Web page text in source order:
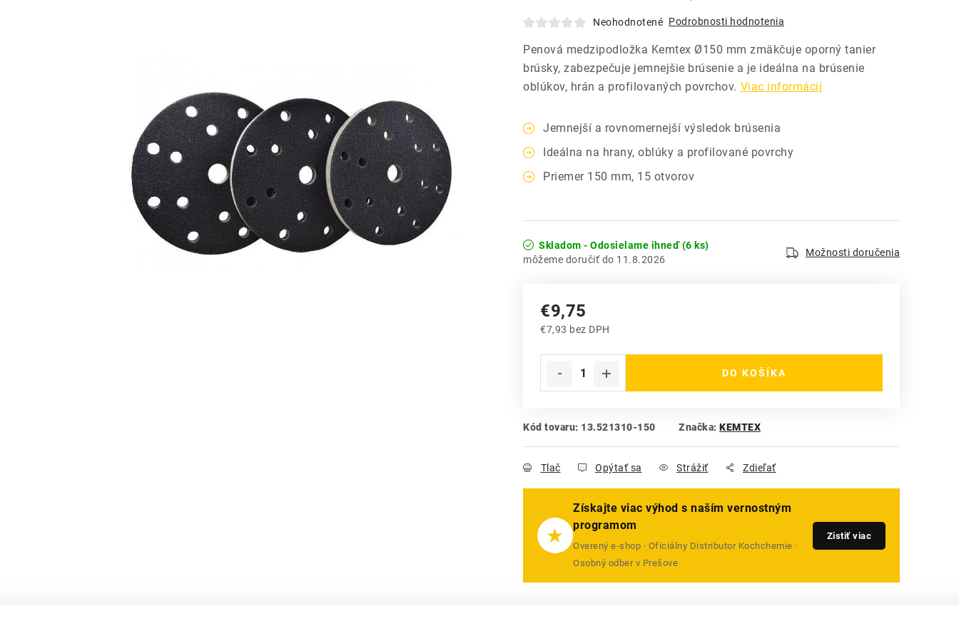
Neohodnotené Podrobnosti hodnotenia
Penová medzipodložka Kemtex Ø150 mm zmäkčuje oporný tanier
brúsky, zabezpečuje jemnejšie brúsenie a je ideálna na brúsenie
oblúkov, hrán a profilovaných povrchov. Viac informácií
Jemnejší a rovnomernejší výsledok brúsenia
Ideálna na hrany, oblúky a profilované povrchy
Priemer 150 mm, 15 otvorov
Skladom - Odosielame ihneď(6 ks)
11.8.2026
Možnosti doručenia
€9,75
€7,93 bez DPH
DO KOŠÍKA
Kód tovaru: 13.521310-150 Značka: KEMTEX
Tlač Opýtať sa Strážiť Zdieľať
★
Získajte viac výhod s naším vernostným
programom
Overený e-shop · Oficiálny Distributor Kochchemie ·
Osobný odber v Prešove
Zistiť viac